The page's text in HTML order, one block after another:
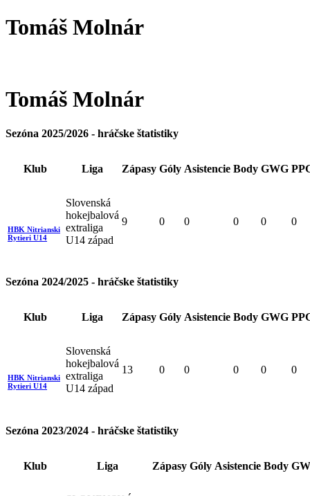
Tomáš Molnár
Tomáš Molnár
Sezóna 2025/2026 - hráčske štatistiky
Klub Liga Zápasy Góly Asistencie Body GWG
HBK Nitrianski
Rytieri U14
Slovenská
hokejbalová
extraliga
U14 západ
9 0 0 0 0 0
Sezóna 2024/2025 - hráčske štatistiky
Klub Liga Zápasy Góly Asistencie Body GWG
HBK Nitrianski
Rytieri U14
Slovenská
hokejbalová
extraliga
U14 západ
13 0 0 0 0 0
Sezóna 2023/2024 - hráčske štatistiky
Klub Liga Zápasy Góly Asistencie Body